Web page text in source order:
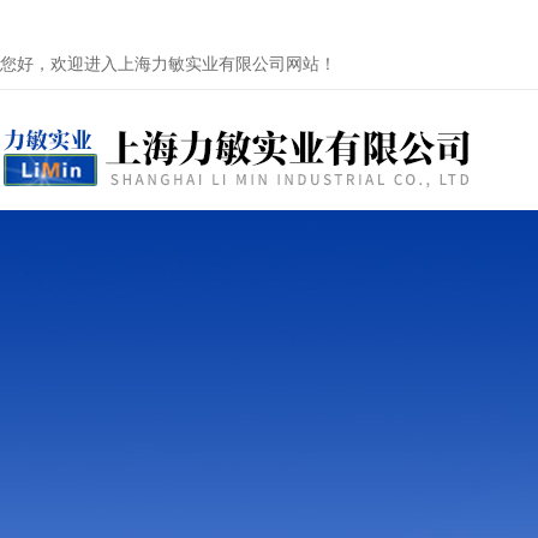
您好，欢迎进入上海力敏实业有限公司网站！